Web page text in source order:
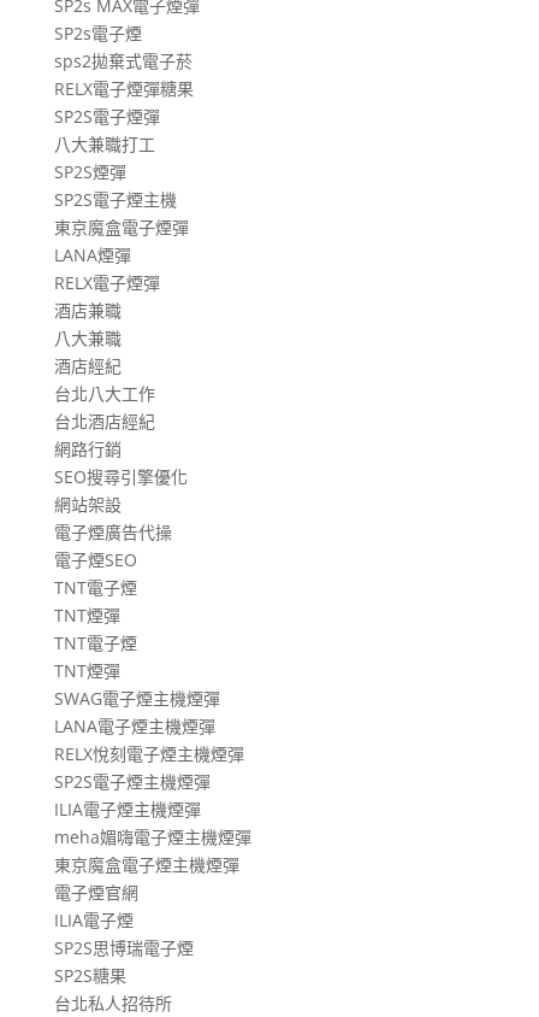
SP2s MAX電子煙彈
SP2s電子煙
sps2拋棄式電子菸
RELX電子煙彈糖果
SP2S電子煙彈
八大兼職打工
SP2S煙彈
SP2S電子煙主機
東京魔盒電子煙彈
LANA煙彈
RELX電子煙彈
酒店兼職
八大兼職
酒店經紀
台北八大工作
台北酒店經紀
網路行銷
SEO搜尋引擎優化
網站架設
電子煙廣告代操
電子煙SEO
TNT電子煙
TNT煙彈
TNT電子煙
TNT煙彈
SWAG電子煙主機煙彈
LANA電子煙主機煙彈
RELX悅刻電子煙主機煙彈
SP2S電子煙主機煙彈
ILIA電子煙主機煙彈
meha媚嗨電子煙主機煙彈
東京魔盒電子煙主機煙彈
電子煙官網
ILIA電子煙
SP2S思博瑞電子煙
SP2S糖果
台北私人招待所